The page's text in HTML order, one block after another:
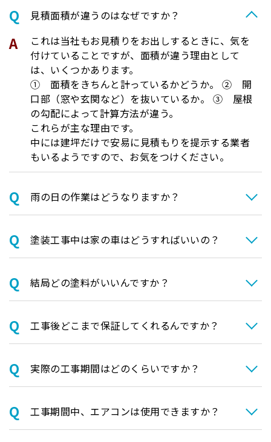
⾒積⾯積が違うのはなぜですか？
これは当社もお見積りをお出しするときに、気を
付けていることですが、面積が違う理由として
は、いくつかあります。
① 面積をきちんと計っているかどうか。 ② 開
口部（窓や玄関など）を抜いているか。 ③ 屋根
の勾配によって計算方法が違う。
これらが主な理由です。
中には建坪だけで安易に見積もりを提示する業者
もいるようですので、お気をつけください。
⾬の日の作業はどうなりますか？
塗装⼯事中は家の⾞はどうすればいいの？
結局どの塗料がいいんですか？
⼯事後どこまで保証してくれるんですか？
実際の⼯事期間はどのくらいですか？
⼯事期間中、エアコンは使⽤できますか？